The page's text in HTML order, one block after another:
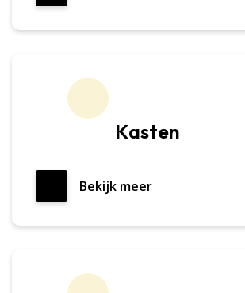
Kasten
Bekijk meer